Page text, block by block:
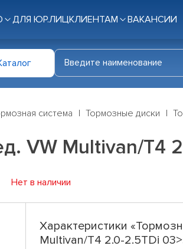
ДЛЯ ЮР.ЛИЦКЛИЕНТАМ ВАКАНСИИ
система Тормозные диски
VW Multivan/T4
Нет в наличии
Характеристики
Multivan/T4 2.0-2.5TDi